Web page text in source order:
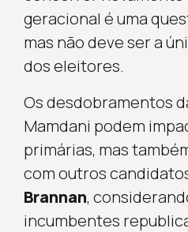
geracional é uma
mas não deve ser a
dos eleitores.
Os desdobramentos
Mamdani podem
primárias, mas
com outros
Brannan,
incumbentes